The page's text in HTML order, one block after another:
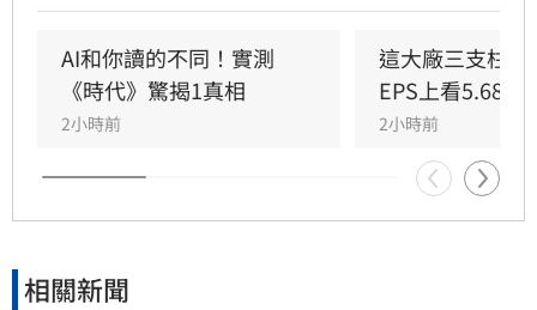
求暢旺，帶動化學品供應系統與自動化控制業務
強勁成長。朋億*透過台灣、中國及東南亞的跨國
佈局，彈性調配資源以滿足全球產能重組需求。
展望後市，在AI投資熱潮支撐下，公司對第三季
營運抱持審慎樂觀，目標持續擴大營運規模，在
半導體產業擴產黃金期再創佳績。
AI和你讀的不同！實測
《時代》驚揭1真相
2小時前
這大廠三支柱
EPS上看5.68元
2小時前
相關新聞